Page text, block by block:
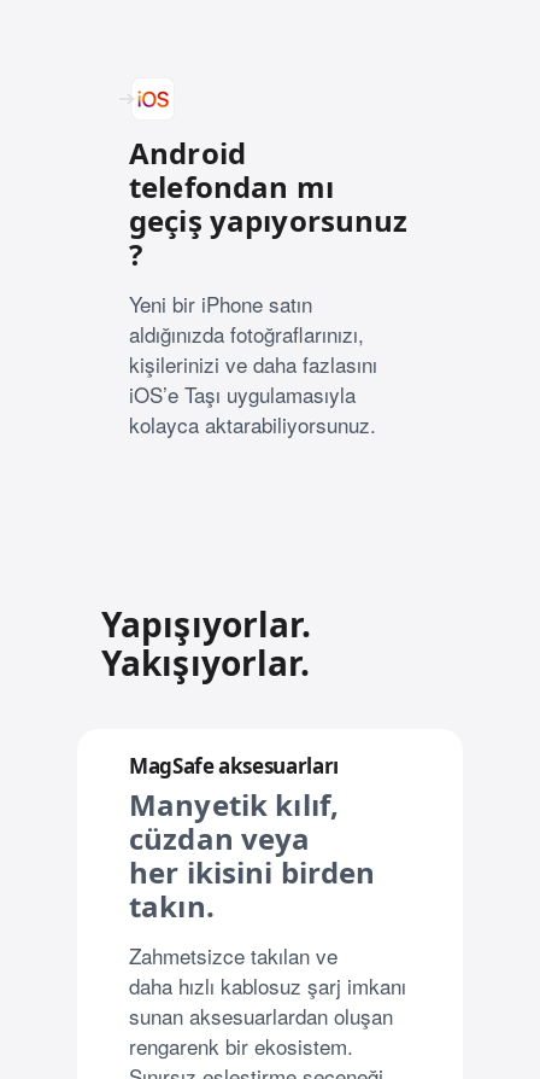
Android
telefondan mı
geçiş yapıyorsunuz
?
Yeni bir iPhone satın
aldığınızda fotoğraflarınızı,
kişilerinizi ve daha fazlasını
iOS’e Taşı uygulamasıyla
kolayca aktarabiliyorsunuz.
Yapışıyorlar.
Yakışıyorlar.
MagSafe aksesuarları
Manyetik kılıf,
cüzdan veya
her ikisini birden
takın.
Zahmetsizce takılan ve
daha hızlı kablosuz şarj imkanı
sunan aksesuarlardan oluşan
rengarenk bir ekosistem.